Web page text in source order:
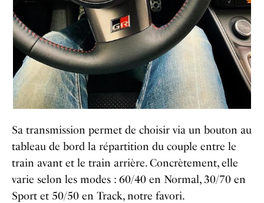
Sa transmission permet de choisir via un bouton au
tableau de bord la répartition du couple entre le
train avant et le train arrière. Concrètement, elle
varie selon les modes : 60/40 en Normal, 30/70 en
Sport et 50/50 en Track, notre favori.